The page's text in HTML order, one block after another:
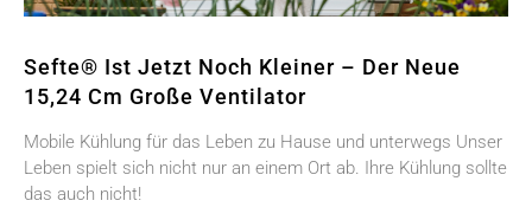
Sefte® Ist Jetzt Noch Kleiner – Der Neue
15,24 Cm Große Ventilator
Mobile Kühlung für das Leben zu Hause und unterwegs Unser
Leben spielt sich nicht nur an einem Ort ab. Ihre Kühlung sollte
das auch nicht!